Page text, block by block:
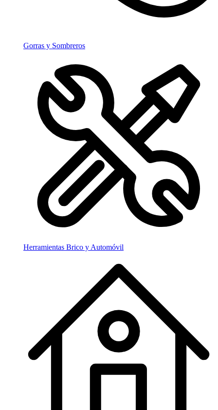
Gorras y Sombreros
Herramientas Brico y Automóvil